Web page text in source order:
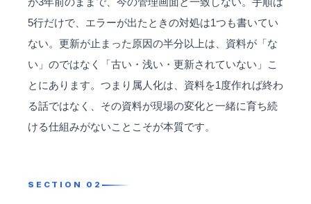
5行だけで、エラーが出たときの対処は1つも書いてい
ない。更新が止まった原因の半分以上は、資料が「な
い」のではなく「古い・浅い・更新されていない」こ
とにあります。つまり属人化は、資料を1度作れば終わ
る話ではなく、その資料が現場の変化と一緒に育ち続
ける仕組みがないことこそが本質です。